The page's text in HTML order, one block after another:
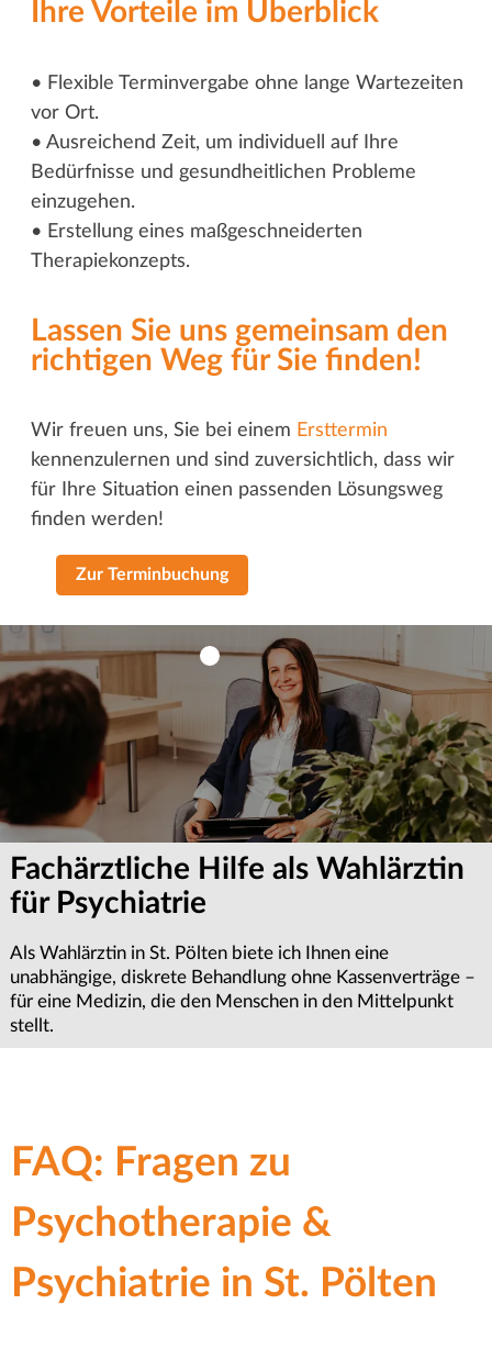
Ihre Vorteile im Überblick
• Flexible Terminvergabe ohne lange Wartezeiten
vor Ort.
• Ausreichend Zeit, um individuell auf Ihre
Bedürfnisse und gesundheitlichen Probleme
einzugehen.
• Erstellung eines maßgeschneiderten
Therapiekonzepts.
Lassen Sie uns gemeinsam den
richtigen Weg für Sie finden!
Wir freuen uns, Sie bei einem Ersttermin
kennenzulernen und sind zuversichtlich, dass wir
für Ihre Situation einen passenden Lösungsweg
finden werden!
Zur Terminbuchung
Fachärztliche Hilfe als Wahlärztin
für Psychiatrie
Als Wahlärztin in St. Pölten biete ich Ihnen eine
unabhängige, diskrete Behandlung ohne Kassenverträge –
für eine Medizin, die den Menschen in den Mittelpunkt
stellt.
Terminvereinbarung &
Erstgespräch anfragen
Ob für Psychiatrie, Psychotherapie oder Psychologie – wir
bemühen uns um eine zeitnahe Terminvergabe.
Kontaktieren Sie uns für ein Erstgespräch in unserer Praxis
im Zentrum von St. Pölten.
Wichtige Informationen zur
Termin-Absageregelung
Sollten Sie einen Termin einmal nicht wahrnehmen können,
bitten wir um eine rechtzeitige Absage. Dies ermöglicht es
uns, den frei gewordenen Platz anderen Patientinnen oder
Patienten in dringenden Notfällen kurzfristig zur
Verfügung zu stellen.
FAQ: Fragen zu
Psychotherapie &
Psychiatrie in St. Pölten